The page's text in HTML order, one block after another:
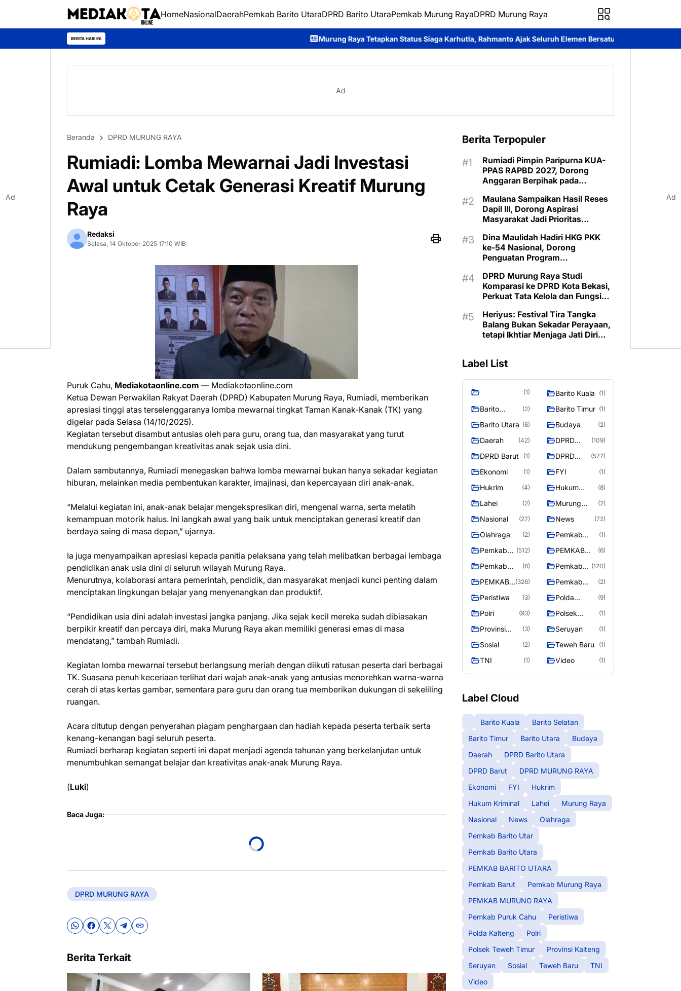
HomeNasionalDaerahPemkab Barito UtaraDPRD Barito UtaraPemkab Murung RayaDPRD Murung Raya
BERITA HARI INI Murung Raya Tetapkan Status Siaga Karhutla, Rahmanto Ajak Seluruh Elemen Bersatu Cegah Bencana Perkuat Sinergi dan
Ad
Beranda DPRD MURUNG RAYA
Rumiadi: Lomba Mewarnai Jadi Investasi
Awal untuk Cetak Generasi Kreatif Murung
Raya
Redaksi
Selasa, 14 Oktober 2025 17:10 WIB
Puruk Cahu, Mediakotaonline.com — Mediakotaonline.com
Ketua Dewan Perwakilan Rakyat Daerah (DPRD) Kabupaten Murung Raya, Rumiadi, memberikan
apresiasi tinggi atas terselenggaranya lomba mewarnai tingkat Taman Kanak-Kanak (TK) yang
digelar pada Selasa (14/10/2025).
Kegiatan tersebut disambut antusias oleh para guru, orang tua, dan masyarakat yang turut
mendukung pengembangan kreativitas anak sejak usia dini.
Dalam sambutannya, Rumiadi menegaskan bahwa lomba mewarnai bukan hanya sekadar kegiatan
hiburan, melainkan media pembentukan karakter, imajinasi, dan kepercayaan diri anak-anak.
“Melalui kegiatan ini, anak-anak belajar mengekspresikan diri, mengenal warna, serta melatih
kemampuan motorik halus. Ini langkah awal yang baik untuk menciptakan generasi kreatif dan
berdaya saing di masa depan,” ujarnya.
Ia juga menyampaikan apresiasi kepada panitia pelaksana yang telah melibatkan berbagai lembaga
pendidikan anak usia dini di seluruh wilayah Murung Raya.
Menurutnya, kolaborasi antara pemerintah, pendidik, dan masyarakat menjadi kunci penting dalam
menciptakan lingkungan belajar yang menyenangkan dan produktif.
“Pendidikan usia dini adalah investasi jangka panjang. Jika sejak kecil mereka sudah dibiasakan
berpikir kreatif dan percaya diri, maka Murung Raya akan memiliki generasi emas di masa
mendatang,” tambah Rumiadi.
Kegiatan lomba mewarnai tersebut berlangsung meriah dengan diikuti ratusan peserta dari berbagai
TK. Suasana penuh keceriaan terlihat dari wajah anak-anak yang antusias menorehkan warna-warna
cerah di atas kertas gambar, sementara para guru dan orang tua memberikan dukungan di sekeliling
ruangan.
Acara ditutup dengan penyerahan piagam penghargaan dan hadiah kepada peserta terbaik serta
kenang-kenangan bagi seluruh peserta.
Rumiadi berharap kegiatan seperti ini dapat menjadi agenda tahunan yang berkelanjutan untuk
menumbuhkan semangat belajar dan kreativitas anak-anak Murung Raya.
(Luki)
Baca Juga:
DPRD MURUNG RAYA
Berita Terkait
Berita Terpopuler
Rumiadi Pimpin Paripurna KUA-
PPAS RAPBD 2027, Dorong
Anggaran Berpihak pada
Maulana Sampaikan Hasil Reses
Dapil III, Dorong Aspirasi
Masyarakat Jadi Prioritas
Dina Maulidah Hadiri HKG PKK
ke-54 Nasional, Dorong
Penguatan Program
Murung Raya
DPRD Murung Raya Studi
Komparasi ke DPRD Kota Bekasi,
Perkuat Tata Kelola dan Fungsi
Heriyus: Festival Tira Tangka
Balang Bukan Sekadar Perayaan,
tetapi Ikhtiar Menjaga Jati Diri
Label List
(1) Barito Kuala (1)
Barito
(2) Barito Timur (1)
Barito Utara (6) Budaya (2)
Daerah (42)
DPRD
Utara
(109)
DPRD Barut (1)
DPRD
RAYA
(577)
Ekonomi (1) FYI (1)
Hukrim (4)
Hukum
(8)
Lahei (2)
Murung
(2)
Nasional (27) News (72)
Olahraga (2)
Pemkab
(1)
Pemkab
Utara
(512)
PEMKAB
UTARA
(6)
Pemkab
(6)
Pemkab
Raya
(120)
PEMKAB
RAYA
(326)
Pemkab
(2)
Peristiwa (3)
Polda
(9)
Polri (93)
Polsek
(1)
Provinsi
(3) Seruyan (1)
Sosial (2) Teweh Baru (1)
TNI (1) Video (1)
Label Cloud
Barito Kuala
Barito Selatan
Barito Timur
Barito Utara
Budaya
Daerah
DPRD Barito Utara
DPRD Barut
DPRD MURUNG RAYA
Ekonomi
FYI
Hukrim
Hukum Kriminal
Lahei
Murung Raya
Nasional
News
Olahraga
Pemkab Barito Utar
Pemkab Barito Utara
PEMKAB BARITO UTARA
Pemkab Barut
Pemkab Murung Raya
PEMKAB MURUNG RAYA
Pemkab Puruk Cahu
Peristiwa
Polda Kalteng
Polri
Polsek Teweh Timur
Provinsi Kalteng
Seruyan
Sosial Teweh Baru
TNI
Video
Ad Ad